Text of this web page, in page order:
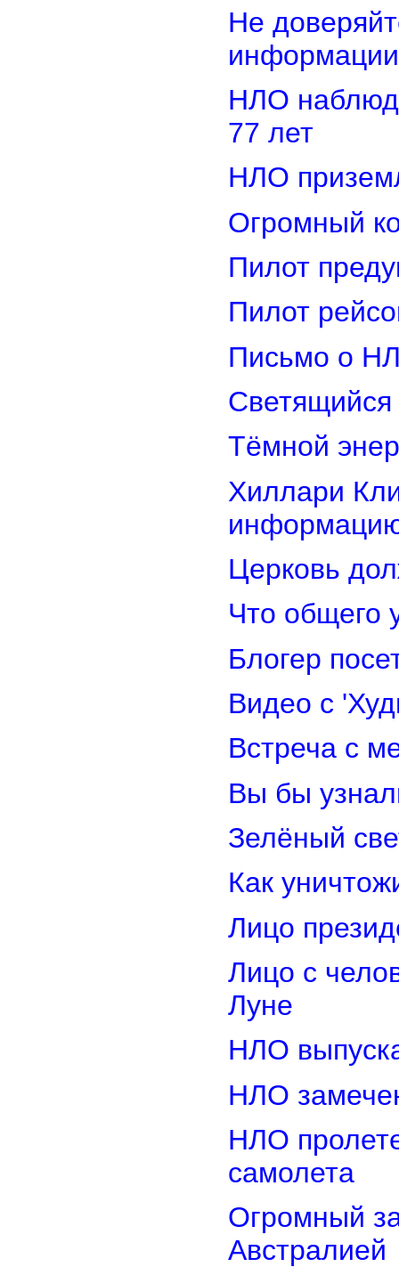
Не
информации
НЛО
77 лет
НЛО
Огромный
Пилот
Пилот
Письмо о
Светящийся
Тёмной
Хиллари
Церковь
Что общего
Блогер
Видео с
Встреча с
Вы бы
Зелёный
Как
Лицо
Лицо с
Луне
НЛО
НЛО
НЛО
самолета
Огромный
Австралией